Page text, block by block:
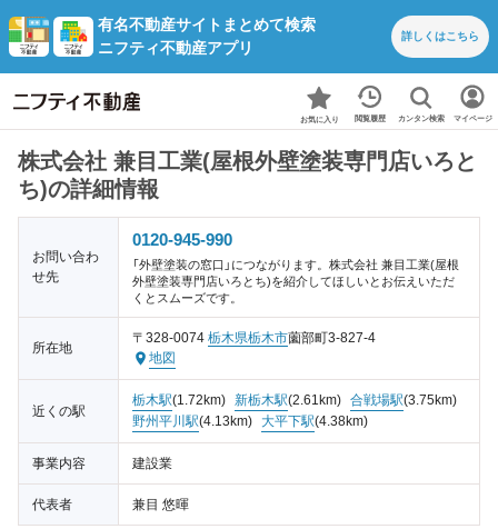
有名不動産サイトまとめて検索
ニフティ不動産アプリ
詳しくはこちら
お気に入り 閲覧履歴 カンタン検索 マイページ
株式会社 兼目工業(屋根外壁塗装専門店いろと
ち)の詳細情報
お問い合わ
せ先
0120-945-990
「外壁塗装の窓口」につながります。株式会社 兼目工業(屋根
外壁塗装専門店いろとち)を紹介してほしいとお伝えいただ
くとスムーズです。
所在地
〒328-0074 栃木県栃木市薗部町3-827-4
地図
近くの駅
栃木駅(1.72km) 新栃木駅(2.61km) 合戦場駅(3.75km)
野州平川駅(4.13km) 大平下駅(4.38km)
事業内容 建設業
代表者 兼目 悠暉